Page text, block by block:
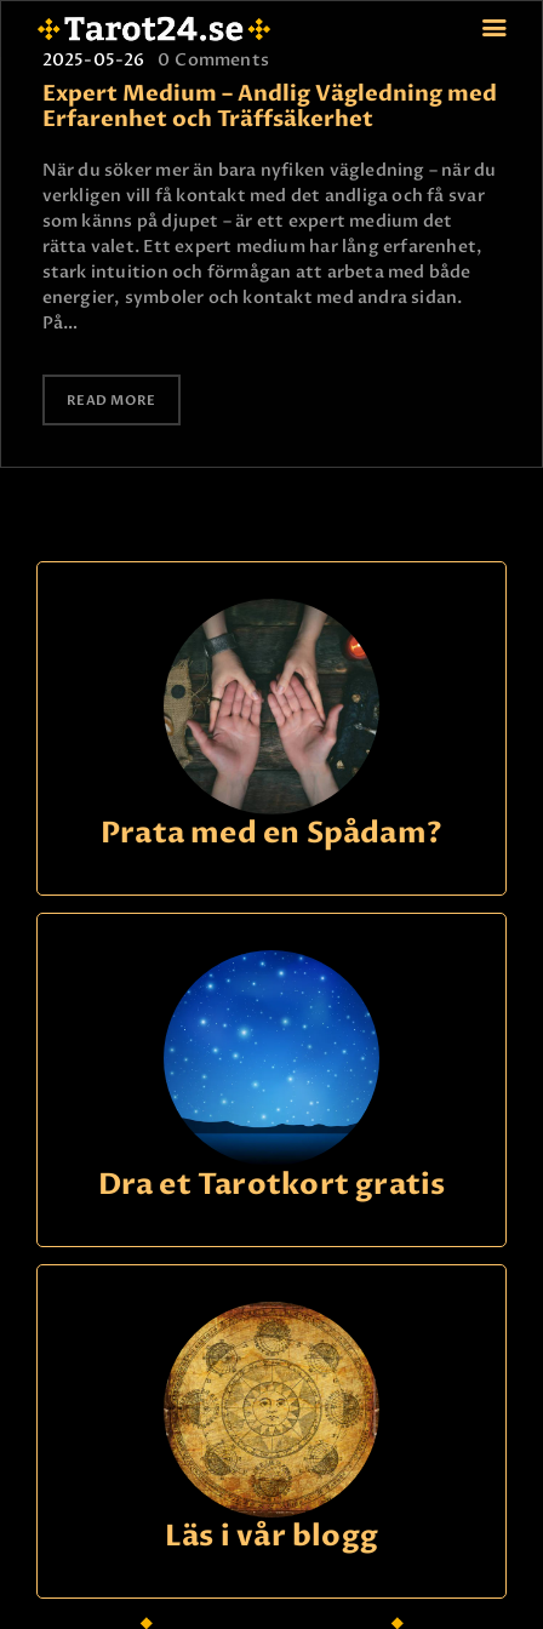
HEM
ASTROLOGI
STJÄRNTECKEN
TAROT
SPÅDAM-SIERSKA
JOBBA SOM SPÅDAM
BETALNING
2025-05-26 0 Comments
Expert Medium – Andlig Vägledning med
Erfarenhet och Träffsäkerhet
När du söker mer än bara nyfiken vägledning – när du
verkligen vill få kontakt med det andliga och få svar
som känns på djupet – är ett expert medium det
rätta valet. Ett expert medium har lång erfarenhet,
stark intuition och förmågan att arbeta med både
energier, symboler och kontakt med andra sidan.
På…
READ MORE
Prata med en Spådam?
Dra et Tarotkort gratis
Läs i vår blogg